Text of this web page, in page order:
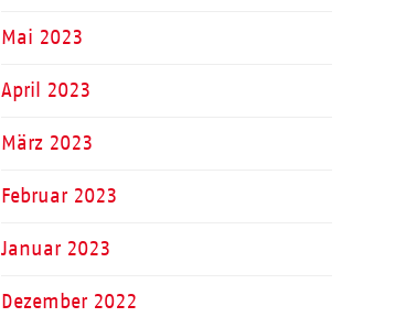
Mai 2023
April 2023
März 2023
Februar 2023
Januar 2023
Dezember 2022